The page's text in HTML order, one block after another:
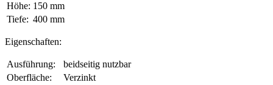
Höhe: 150 mm
Tiefe: 400 mm
Eigenschaften:
Ausführung:
beidseitig nutzbar
Oberfläche:
Verzinkt